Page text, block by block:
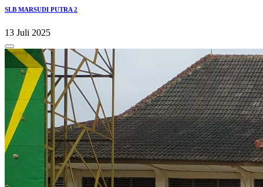
SLB MARSUDI PUTRA 2
13 Juli 2025